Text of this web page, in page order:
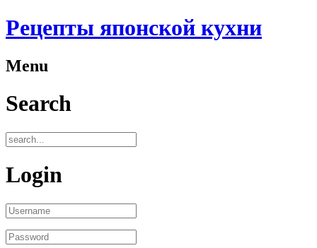
Рецепты японской кухни
Menu
Search
Login